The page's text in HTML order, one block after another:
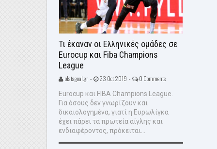
Τι έκαναν οι Ελληνικές ομάδες σε
Eurocup και Fiba Champions
League
olatagoal.gr - 23 Oct 2019 - 0 Comments
Eurocup και FIBA Champions League.
Για όσους δεν γνωρίζουν και
δικαιολογημένα, γιατί η Ευρωλίγκα
έχει πάρει τα πρωτεία αίγλης και
ενδιαφέροντος, πρόκειται...